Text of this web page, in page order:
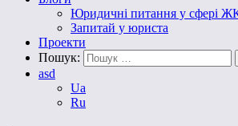
Юридичні питання у сфері
Запитай у юриста
Проекти
Пошук:
asd
Ua
Ru